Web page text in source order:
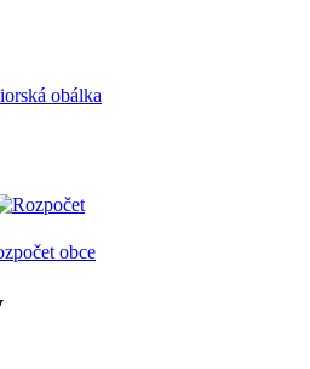
obálka
obce